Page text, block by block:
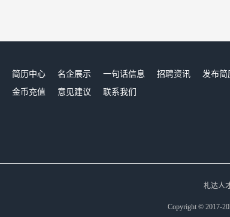
简历中心 名企展示 一句话信息 招聘资讯 发布简
金币充值 意见建议 联系我们
札达人
Copyright © 2017-